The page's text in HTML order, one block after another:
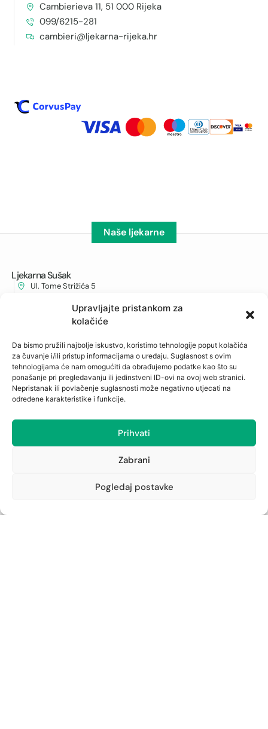
Upravljajte pristankom za
kolačiće
Da bismo pružili najbolje iskustvo, koristimo tehnologije poput kolačića
za čuvanje i/ili pristup informacijama o uređaju. Suglasnost s ovim
tehnologijama će nam omogućiti da obrađujemo podatke kao što su
ponašanje pri pregledavanju ili jedinstveni ID-ovi na ovoj web stranici.
Nepristanak ili povlačenje suglasnosti može negativno utjecati na
određene karakteristike i funkcije.
Prihvati
Zabrani
Pogledaj postavke
Cambierieva 11, 51 000 Rijeka
099/6215-281
cambieri@ljekarna-rijeka.hr
Naše ljekarne
Ljekarna Sušak
Ul. Tome Strižića 5
albahari@ljekarna-rijeka.hr
Cambierieva 11, Rijeka
051/215-281
cambieri@ljekarna-rijeka.hr
Ljekarna Jušići